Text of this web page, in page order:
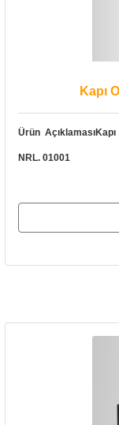
Kapı
Ürün
NRL. 01001